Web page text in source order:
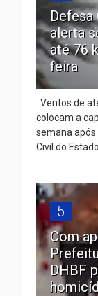
alerta
até 76
feira
Ventos de
colocam a
semana
Civil do
5
Com
DHBF